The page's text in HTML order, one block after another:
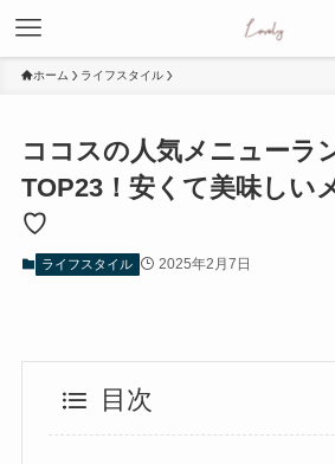
ホーム ライフスタイル
ココスの人気メニューラ
TOP23！安くて美味しい
♡
ライフスタイル 2025年2月7日
目次